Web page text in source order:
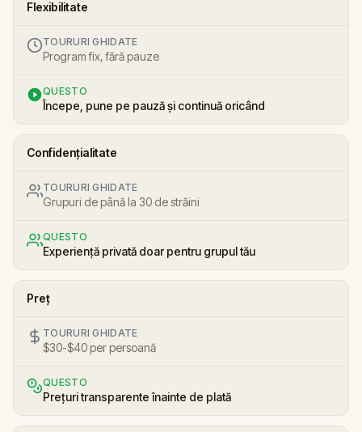
Flexibilitate
TOURURI GHIDATE
Program fix, fără pauze
QUESTO
Începe, pune pe pauză și continuă oricând
Confidențialitate
TOURURI GHIDATE
Grupuri de până la 30 de străini
QUESTO
Experiență privată doar pentru grupul tău
Preț
TOURURI GHIDATE
$30-$40 per persoană
QUESTO
Prețuri transparente înainte de plată